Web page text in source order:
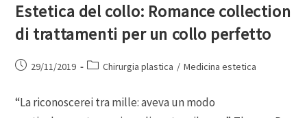
Estetica del collo: Romance collection
di trattamenti per un collo perfetto
29/11/2019 Chirurgia plastica / Medicina estetica
“La riconoscerei tra mille: aveva un modo